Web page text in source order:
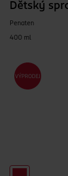
Dětský
Penaten
400 ml